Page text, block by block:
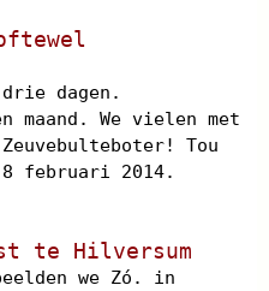
dagen.
maand. We vielen met
Tou
8 februari 2014.
te Hilversum
we Zó. in